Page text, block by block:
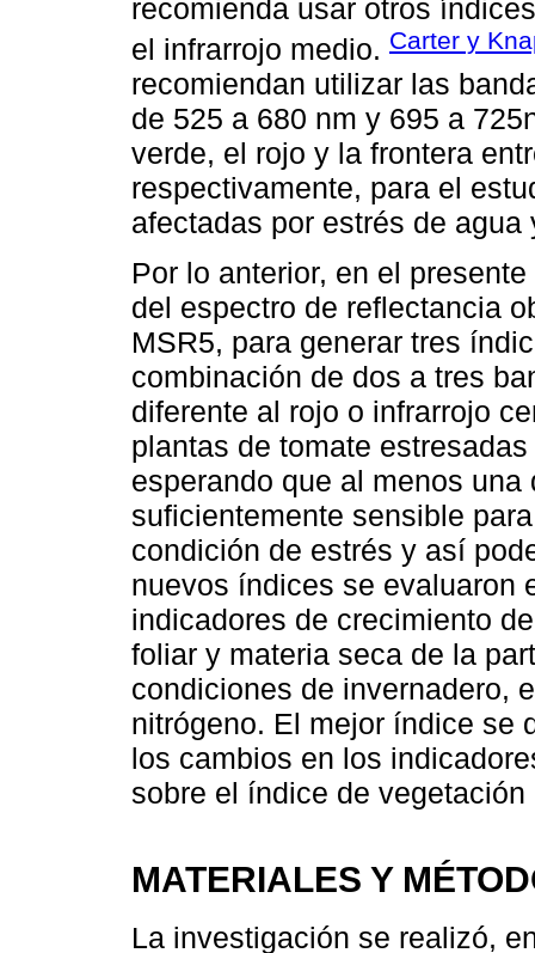
recomienda usar otros
el infrarrojo medio. Carter y
recomiendan utilizar las
de 525 a 680 nm y 695 a
verde, el rojo y la frontera
respectivamente, para el
afectadas por estrés de agua
Por lo anterior, en el
del espectro de reflectancia
MSR5, para generar tres
combinación de dos a tres
diferente al rojo o infrarrojo
plantas de tomate
esperando que al menos
suficientemente sensible
condición de estrés y así
nuevos índices se evaluaron
indicadores de crecimiento
foliar y materia seca de la
condiciones de invernadero,
nitrógeno. El mejor índice se
los cambios en los
sobre el índice de
MATERIALES Y
La investigación se realizó,